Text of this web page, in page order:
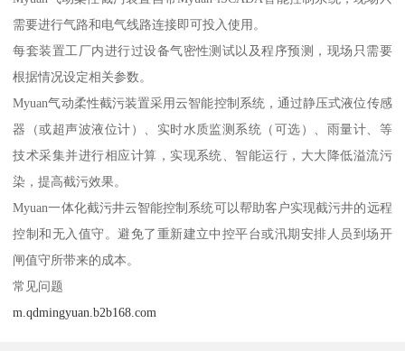
需要进行气路和电气线路连接即可投入使用。
每套装置工厂内进行过设备气密性测试以及程序预测，现场只需要
根据情况设定相关参数。
Myuan气动柔性截污装置采用云智能控制系统，通过静压式液位传感
器（或超声波液位计）、实时水质监测系统（可选）、雨量计、等
技术采集并进行相应计算，实现系统、智能运行，大大降低溢流污
染，提高截污效果。
Myuan一体化截污井云智能控制系统可以帮助客户实现截污井的远程
控制和无入值守。避免了重新建立中控平台或汛期安排人员到场开
闸值守所带来的成本。
常见问题
m.qdmingyuan.b2b168.com